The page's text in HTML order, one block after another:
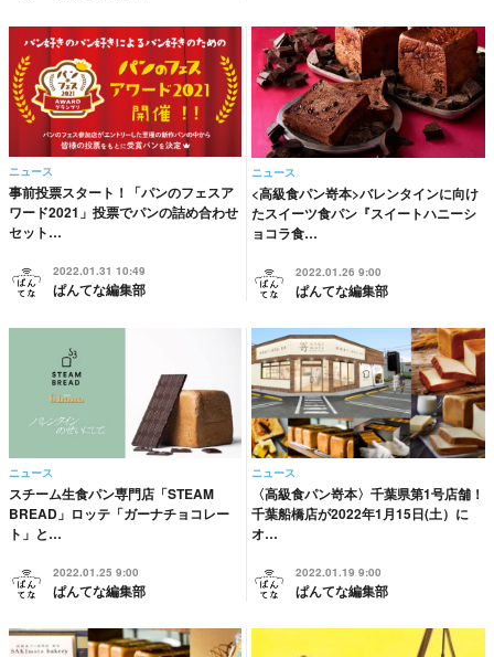
ニュース
事前投票スタート！「パンのフェスア
ワード2021」投票でパンの詰め合わせ
セット…
2022.01.31 10:49
ぱんてな編集部
ニュース
<高級食パン嵜本>バレンタインに向け
たスイーツ食パン『スイートハニーシ
ョコラ食…
2022.01.26 9:00
ぱんてな編集部
ニュース
スチーム生食パン専門店「STEAM
BREAD」ロッテ「ガーナチョコレー
ト」と…
2022.01.25 9:00
ぱんてな編集部
ニュース
〈高級食パン嵜本〉千葉県第1号店舗！
千葉船橋店が2022年1月15日(土）に
オ…
2022.01.19 9:00
ぱんてな編集部